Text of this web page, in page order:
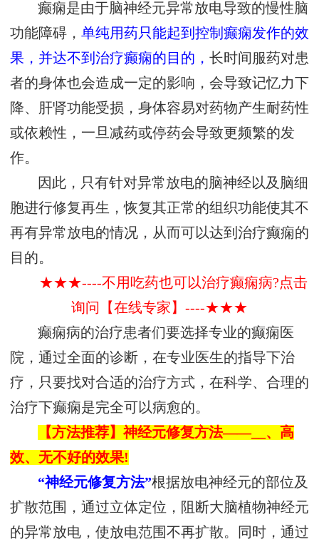
癫痫是由于脑神经元异常放电导致的慢性脑
功能障碍， 单纯用药只能起到控制癫痫发作的效
果，并达不到治疗癫痫的目的， 长时间服药对患
者的身体也会造成一定的影响，会导致记忆力下
降、肝肾功能受损，身体容易对药物产生耐药性
或依赖性，一旦减药或停药会导致更频繁的发
作。
因此，只有针对异常放电的脑神经以及脑细
胞进行修复再生，恢复其正常的组织功能使其不
再有异常放电的情况，从而可以达到治疗癫痫的
目的。
★★★----不用吃药也可以治疗癫痫病?点击
询问【在线专家】----★★★
癫痫病的治疗患者们要选择专业的癫痫医
院，通过全面的诊断，在专业医生的指导下治
疗，只要找对合适的治疗方式，在科学、合理的
治疗下癫痫是完全可以病愈的。
【方法推荐】神经元修复方法——__、高
效、无不好的效果!
“神经元修复方法”根据放电神经元的部位及
扩散范围，通过立体定位，阻断大脑植物神经元
的异常放电，使放电范围不再扩散。同时，通过